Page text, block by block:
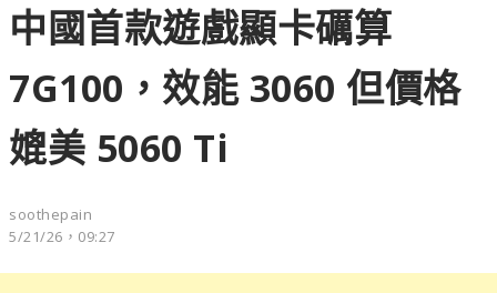
中國首款遊戲顯卡礪算
7G100，效能 3060 但價格
媲美 5060 Ti
soothepain
5/21/26，09:27